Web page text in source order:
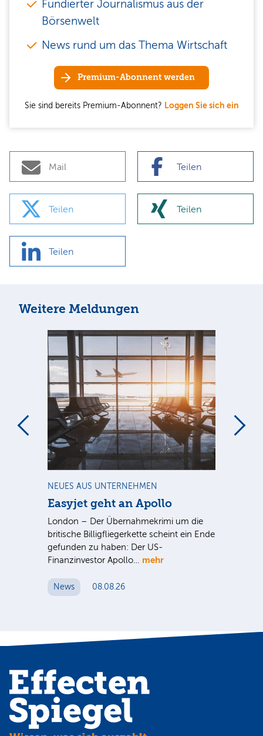
Fundierter Journalismus aus der
Börsenwelt
News rund um das Thema Wirtschaft
Premium-Abonnent werden
Sie sind bereits Premium-Abonnent? Loggen Sie sich ein
Mail Teilen
Teilen Teilen
Teilen
Weitere Meldungen
NEUES AUS UNTERNEHMEN
Easyjet geht an Apollo
London – Der Übernahmekrimi um die
britische Billigfliegerkette scheint ein Ende
gefunden zu haben: Der US-
Finanzinvestor Apollo… mehr
News 08.08.26